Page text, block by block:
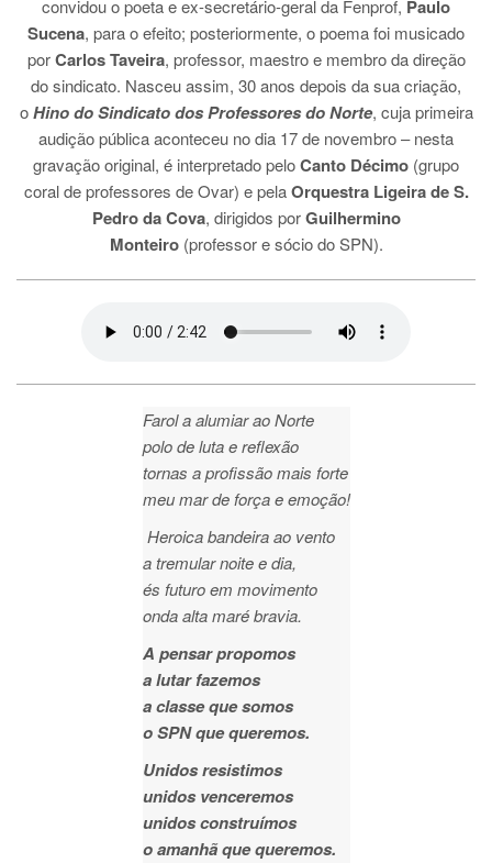
convidou o poeta e ex-secretário-geral da Fenprof, Paulo
Sucena, para o efeito; posteriormente, o poema foi musicado
por Carlos Taveira, professor, maestro e membro da direção
do sindicato. Nasceu assim, 30 anos depois da sua criação,
o Hino do Sindicato dos Professores do Norte, cuja primeira
audição pública aconteceu no dia 17 de novembro – nesta
gravação original, é interpretado peloCanto Décimo (grupo
coral de professores de Ovar) e pela Orquestra Ligeira de S.
Pedro da Cova, dirigidos por Guilhermino
Monteiro (professor e sócio do SPN).
Farol a alumiar ao Norte
polo de luta e reflexão
tornas a profissão mais forte
meu mar de força e emoção!
Heroica bandeira ao vento
a tremular noite e dia,
és futuro em movimento
onda alta maré bravia.
A pensar propomos
a lutar fazemos
a classe que somos
o SPN que queremos.
Unidos resistimos
unidos venceremos
unidos construímos
o amanhã que queremos.